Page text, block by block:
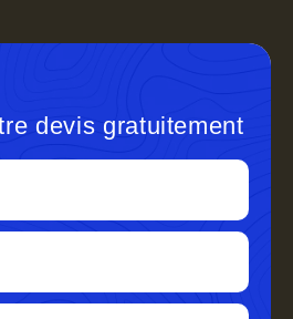
devis gratuitement